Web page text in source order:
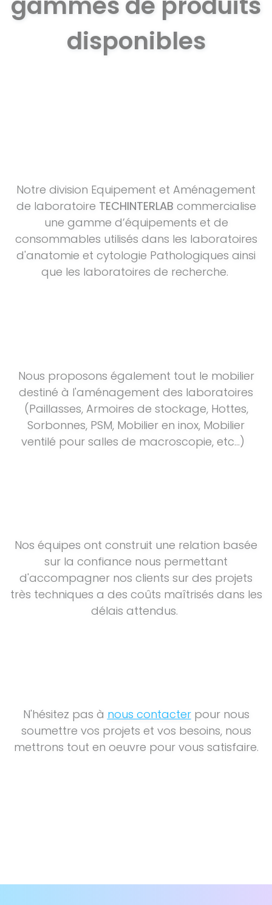
disponibles
Notre division Equipement et Aménagement
de laboratoire TECHINTERLAB commercialise
une gamme d’équipements et de
consommables utilisés dans les laboratoires
d'anatomie et cytologie Pathologiques ainsi
que les laboratoires de recherche.
Nous proposons également tout le mobilier
destiné à l'aménagement des laboratoires
(Paillasses, Armoires de stockage, Hottes,
Sorbonnes, PSM, Mobilier en inox, Mobilier
ventilé pour salles de macroscopie, etc...)
Nos équipes ont construit une relation basée
sur la confiance nous permettant
d'accompagner nos clients sur des projets
très techniques a des coûts maîtrisés dans les
délais attendus.
N'hésitez pas à nous contacterpour nous
soumettre vos projets et vos besoins, nous
mettrons tout en oeuvre pour vous satisfaire.